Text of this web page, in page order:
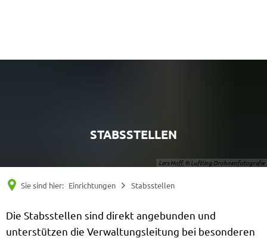
Lars Hoff, © Luftling Drohnenfotografie
STABSSTELLEN
Sie sind hier: Einrichtungen Stabsstellen
Stabsstellen
Die Stabsstellen sind direkt angebunden und
unterstützen die Verwaltungsleitung bei besonderen